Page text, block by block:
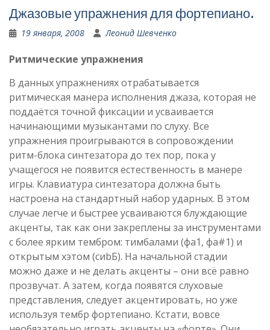
Джазовые упражнения для фортепиано.
19 января, 2008 Леонид Шевченко
Ритмические упражнения
В данных упражнениях отрабатывается
ритмическая манера исполнения джаза, которая не
поддаётся точной фиксации и усваивается
начинающими музыкантами по слуху. Все
упражнения проигрываются в сопровождении
ритм-блока синтезатора до тех пор, пока у
учащегося не появится естественность в манере
игры. Клавиатура синтезатора должна быть
настроена на стандартный набор ударных. В этом
случае легче и быстрее усваиваются блуждающие
акценты, так как они закреплены за инструментами
с более ярким тембром: тимбалами (фа1, фа#1) и
открытым хэтом (сиbБ). На начальной стадии
можно даже и не делать акценты – они всё равно
прозвучат. А затем, когда появятся слуховые
представления, следует акцентировать, но уже
используя тембр фортепиано. Кстати, вовсе